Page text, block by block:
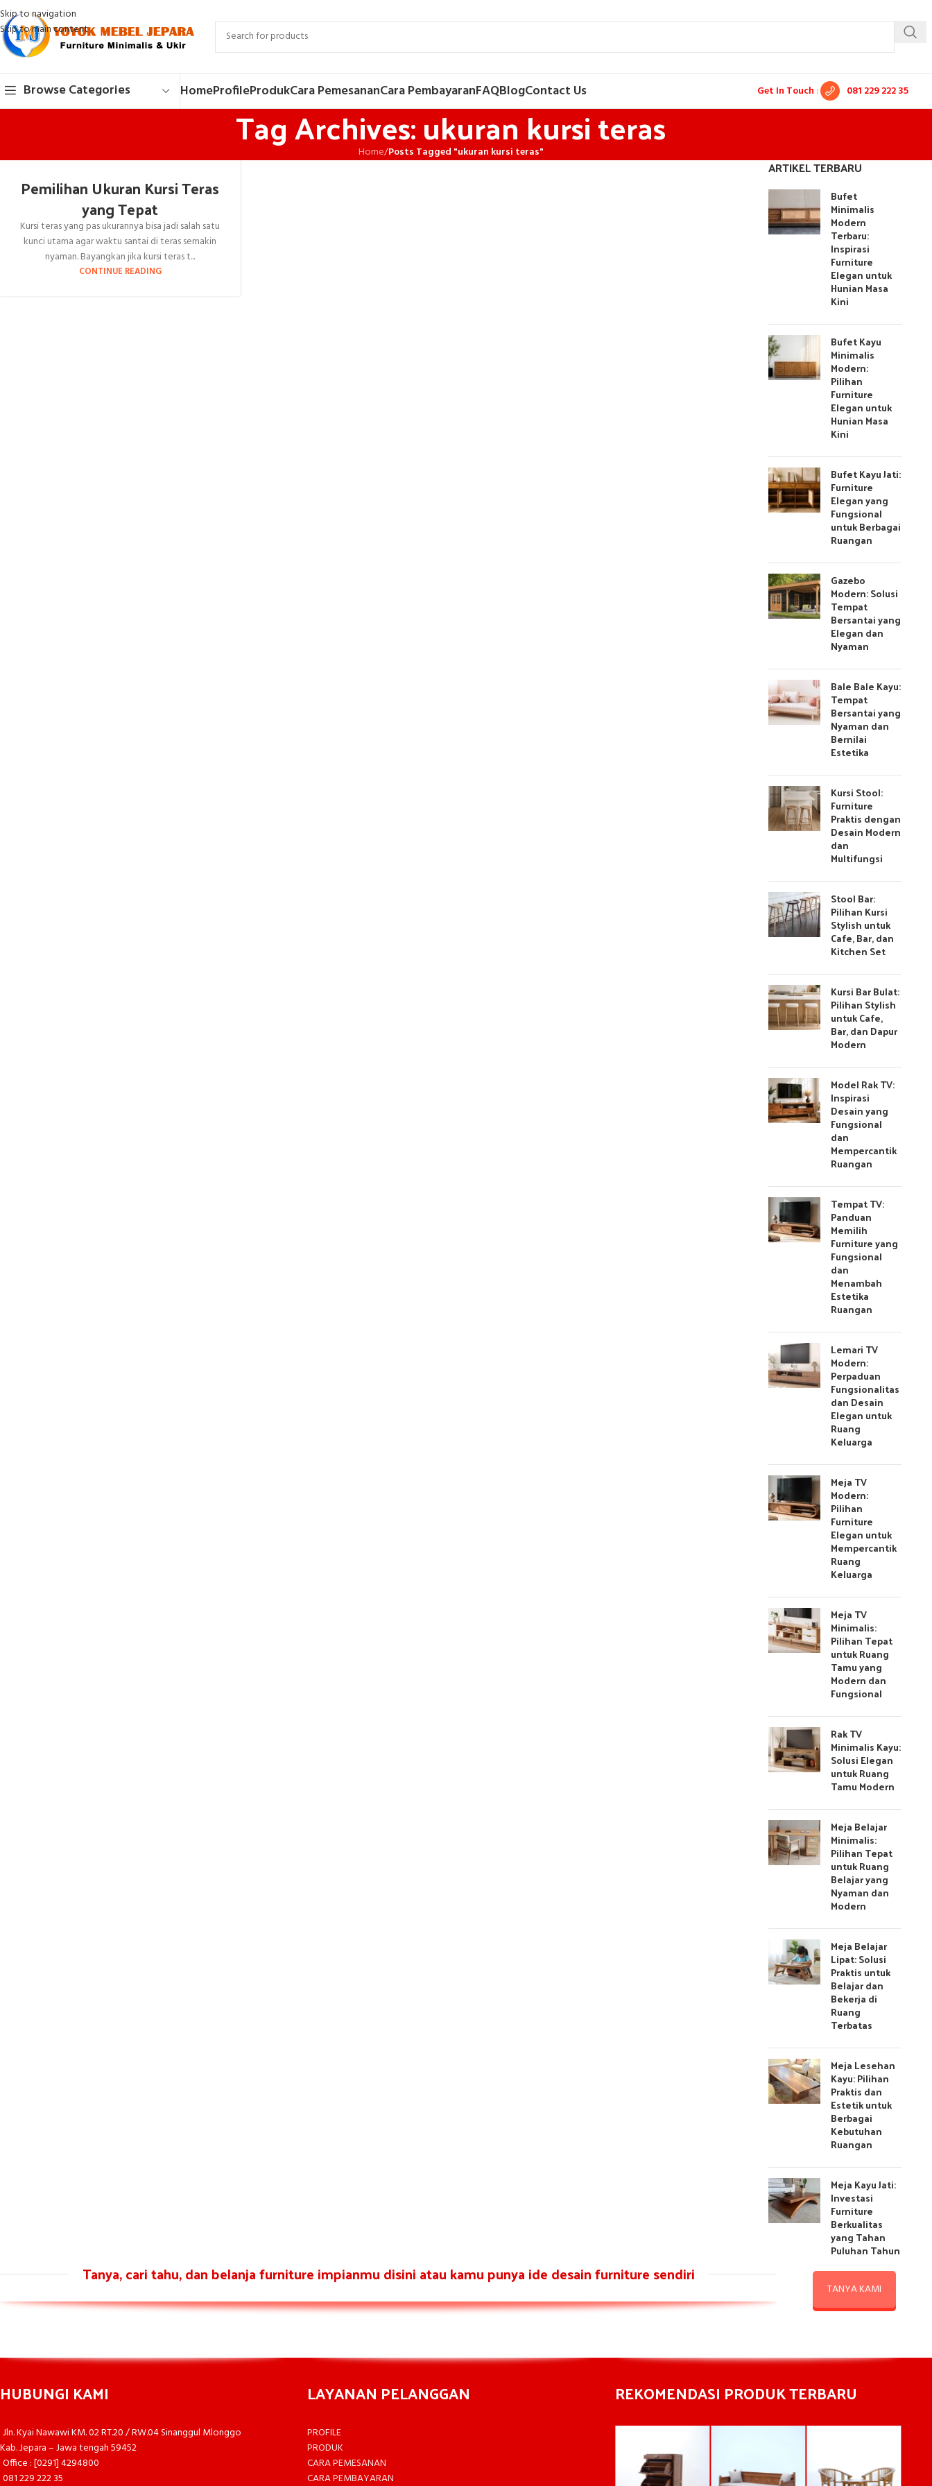
Skip to navigation
Skip to main content
Browse Categories HomeProfileProdukCara PemesananCara PembayaranFAQBlogContact Us Get In Touch : 081 229 222 35
Tag Archives: ukuran kursi teras
Home/Posts Tagged "ukuran kursi teras"
Pemilihan Ukuran Kursi Teras
yang Tepat
Kursi teras yang pas ukurannya bisa jadi salah satu
kunci utama agar waktu santai di teras semakin
nyaman. Bayangkan jika kursi teras t...
CONTINUE READING
ARTIKEL TERBARU
Bufet
Minimalis
Modern
Terbaru:
Inspirasi
Furniture
Elegan untuk
Hunian Masa
Kini
Bufet Kayu
Minimalis
Modern:
Pilihan
Furniture
Elegan untuk
Hunian Masa
Kini
Bufet Kayu Jati:
Furniture
Elegan yang
Fungsional
untuk Berbagai
Ruangan
Gazebo
Modern: Solusi
Tempat
Bersantai yang
Elegan dan
Nyaman
Bale Bale Kayu:
Tempat
Bersantai yang
Nyaman dan
Bernilai
Estetika
Kursi Stool:
Furniture
Praktis dengan
Desain Modern
dan
Multifungsi
Stool Bar:
Pilihan Kursi
Stylish untuk
Cafe, Bar, dan
Kitchen Set
Kursi Bar Bulat:
Pilihan Stylish
untuk Cafe,
Bar, dan Dapur
Modern
Model Rak TV:
Inspirasi
Desain yang
Fungsional
dan
Mempercantik
Ruangan
Tempat TV:
Panduan
Memilih
Furniture yang
Fungsional
dan
Menambah
Estetika
Ruangan
Lemari TV
Modern:
Perpaduan
Fungsionalitas
dan Desain
Elegan untuk
Ruang
Keluarga
Meja TV
Modern:
Pilihan
Furniture
Elegan untuk
Mempercantik
Ruang
Keluarga
Meja TV
Minimalis:
Pilihan Tepat
untuk Ruang
Tamu yang
Modern dan
Fungsional
Rak TV
Minimalis Kayu:
Solusi Elegan
untuk Ruang
Tamu Modern
Meja Belajar
Minimalis:
Pilihan Tepat
untuk Ruang
Belajar yang
Nyaman dan
Modern
Meja Belajar
Lipat: Solusi
Praktis untuk
Belajar dan
Bekerja di
Ruang
Terbatas
Meja Lesehan
Kayu: Pilihan
Praktis dan
Estetik untuk
Berbagai
Kebutuhan
Ruangan
Meja Kayu Jati:
Investasi
Furniture
Berkualitas
yang Tahan
Puluhan Tahun
Tanya, cari tahu, dan belanja furniture impianmu disini atau kamu punya ide desain furniture sendiri
TANYA KAMI
HUBUNGI KAMI
Jln. Kyai Nawawi KM. 02 RT.20 / RW.04 Sinanggul Mlonggo
Kab. Jepara – Jawa tengah 59452
Office : [0291] 4294800
081 229 222 35
LAYANAN PELANGGAN
PROFILE
PRODUK
CARA PEMESANAN
CARA PEMBAYARAN
REKOMENDASI PRODUK TERBARU